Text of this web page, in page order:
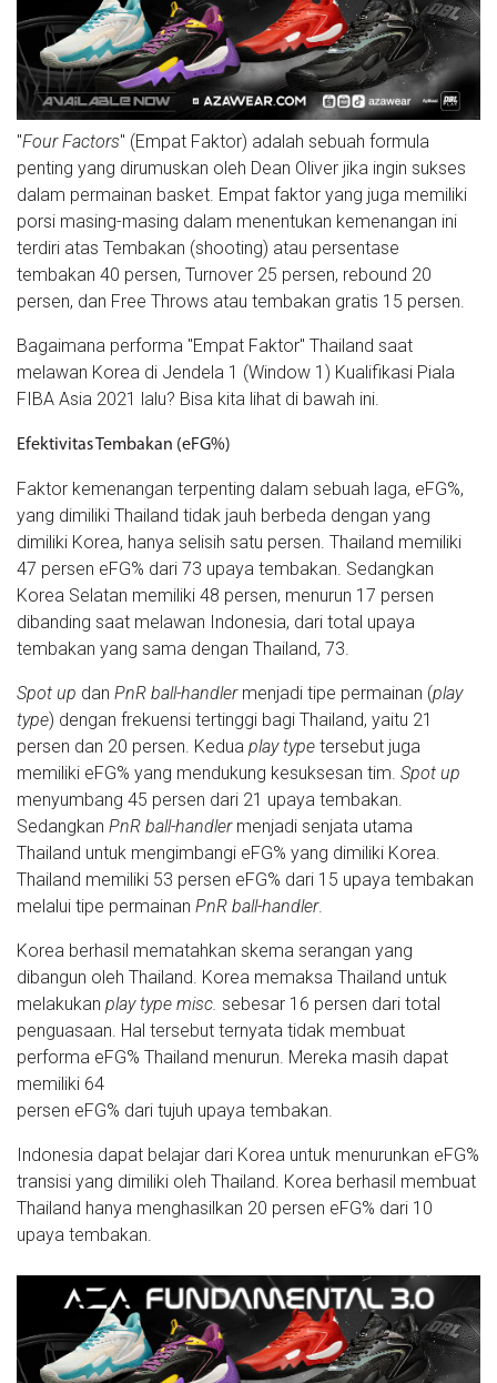
"Four Factors" (Empat Faktor) adalah sebuah formula
penting yang dirumuskan oleh Dean Oliver jika ingin sukses
dalam permainan basket. Empat faktor yang juga memiliki
porsi masing-masing dalam menentukan kemenangan ini
terdiri atas Tembakan (shooting) atau persentase
tembakan 40 persen, Turnover 25 persen, rebound 20
persen, dan Free Throws atau tembakan gratis 15 persen.
Bagaimana performa "Empat Faktor" Thailand saat
melawan Korea di Jendela 1 (Window 1) Kualifikasi Piala
FIBA Asia 2021 lalu? Bisa kita lihat di bawah ini.
Efektivitas Tembakan (eFG%)
Faktor kemenangan terpenting dalam sebuah laga, eFG%,
yang dimiliki Thailand tidak jauh berbeda dengan yang
dimiliki Korea, hanya selisih satu persen. Thailand memiliki
47 persen eFG% dari 73 upaya tembakan. Sedangkan
Korea Selatan memiliki 48 persen, menurun 17 persen
dibanding saat melawan Indonesia, dari total upaya
tembakan yang sama dengan Thailand, 73.
Spot up dan PnR ball-handlermenjadi tipe permainan (play
type) dengan frekuensi tertinggi bagi Thailand, yaitu 21
persen dan 20 persen. Kedua play type tersebut juga
memiliki eFG% yang mendukung kesuksesan tim. Spot up
menyumbang 45 persen dari 21 upaya tembakan.
Sedangkan PnR ball-handlermenjadi senjata utama
Thailand untuk mengimbangi eFG% yang dimiliki Korea.
Thailand memiliki 53 persen eFG% dari 15 upaya tembakan
melalui tipe permainan PnR ball-handler.
Korea berhasil mematahkan skema serangan yang
dibangun oleh Thailand. Korea memaksa Thailand untuk
melakukan play type misc. sebesar 16 persen dari total
penguasaan. Hal tersebut ternyata tidak membuat
performa eFG% Thailand menurun. Mereka masih dapat
memiliki 64
persen eFG% dari tujuh upaya tembakan.
Indonesia dapat belajar dari Korea untuk menurunkan eFG%
transisi yang dimiliki oleh Thailand. Korea berhasil membuat
Thailand hanya menghasilkan 20 persen eFG% dari 10
upaya tembakan.